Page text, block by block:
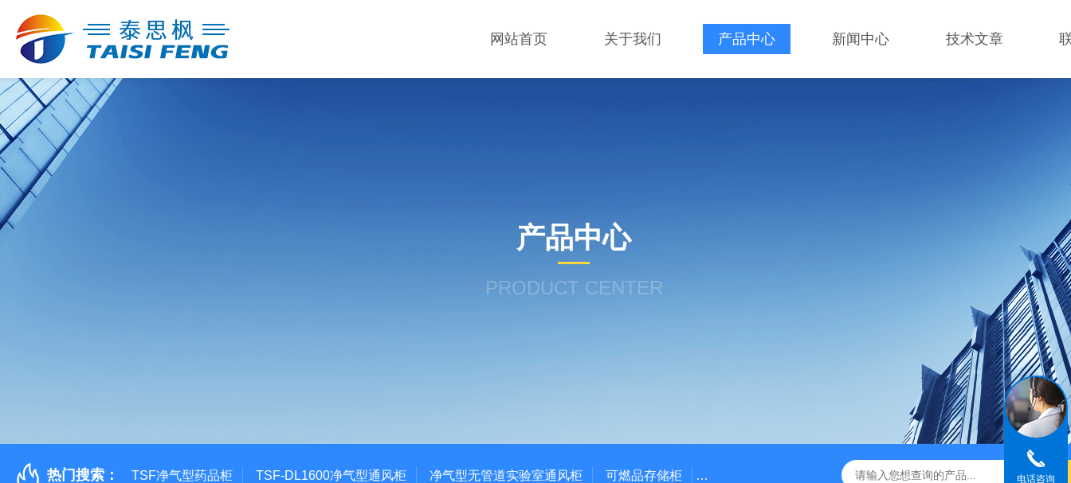
网站首页 关于我们 产品中心 新闻中心 技术文章
产品中心
PRODUCT CENTER
热门搜索： TSF净气型药品柜 TSF-DL1600净气型通风柜 净气型无管道实验室通风柜 可燃品存储柜 TSF-DS800净气型通风柜 TSF-DS800FW净气型通风柜（全
电话咨询